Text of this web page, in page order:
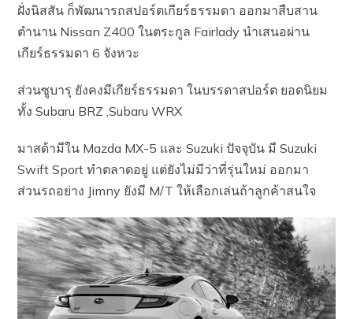
ฝั่งนิสสัน ก็พัฒนารถสปอร์ตเกียร์ธรรมดา ออกมาสืบสาน
ตำนาน Nissan Z400 ในตระกูล Fairlady นำเสนอผ่าน
เกียร์ธรรมดา 6 จังหวะ
ส่วนซูบารุ ยังคงมีเกียร์ธรรมดา ในบรรดาสปอร์ต ยอดนิยม
ทั้ง Subaru BRZ ,Subaru WRX
มาสด้ามีใน Mazda MX-5 และ Suzuki ปัจจุบัน มี Suzuki
Swift Sport ทำตลาดอยู่ แต่ยังไม่มีว่าที่รุ่นใหม่ ออกมา
ส่วนรถอย่าง Jimny ยังมี M/T ให้เลือกเล่นถ้าลูกค้าสนใจ